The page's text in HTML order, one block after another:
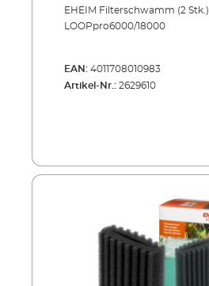
EHEIM Filterschwamm (2 Stk.)
LOOPpro6000/18000
EAN: 4011708010983
Artikel-Nr.: 2629610